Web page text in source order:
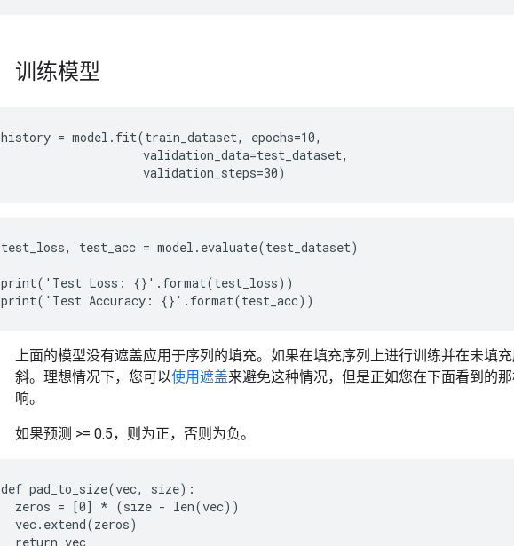
训练模型
history = model.fit(train_dataset, epochs=10,
                    validation_data=test_dataset,
test_loss, test_acc = model.evaluate(test_dataset)
print('Test Loss: {}'.format(test_loss))
上面的模型没有遮盖应用于序列的填充。如果在填充序列上进行训练并在未填
斜。理想情况下，您可以使用遮盖来避免这种情况，但是正如您在下面看到的
响。
如果预测 >= 0.5，则为正，否则为负。
def pad_to_size(vec, size):
  zeros = [0] * (size - len(vec))
  vec.extend(zeros)